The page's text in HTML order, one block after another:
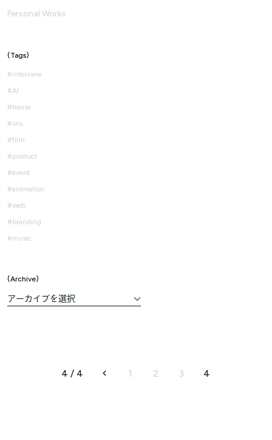
Personal Works
Tags
interview
AI
house
sns
film
product
event
animation
web
branding
music
Archive
4 / 4 1 2 3 4